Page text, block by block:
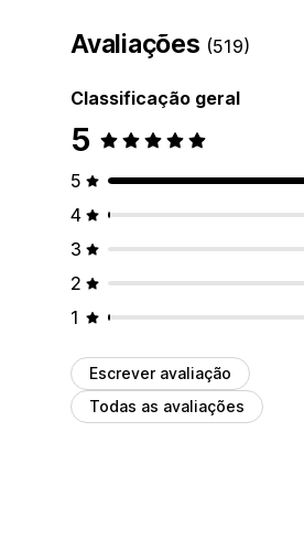
Avaliações (519)
Classificação geral
5
5
4
3
2
1
Escrever avaliação
Todas as avaliações